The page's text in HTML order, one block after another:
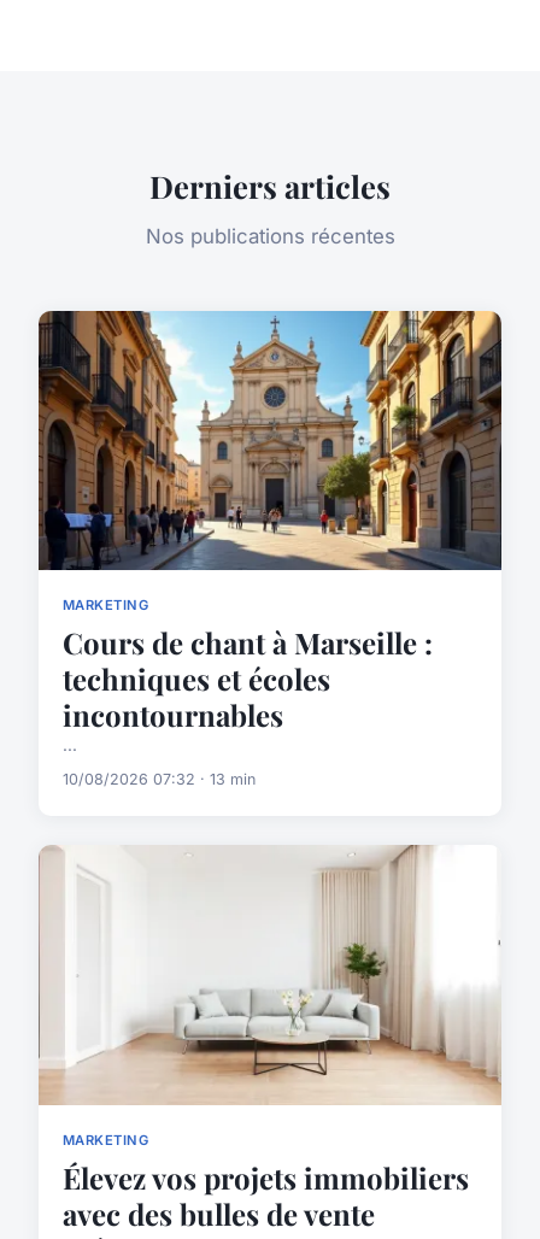
Derniers articles
Nos publications récentes
MARKETING
Cours de chant à Marseille :
techniques et écoles
incontournables
...
10/08/2026 07:32 · 13 min
MARKETING
Élevez vos projets immobiliers
avec des bulles de vente